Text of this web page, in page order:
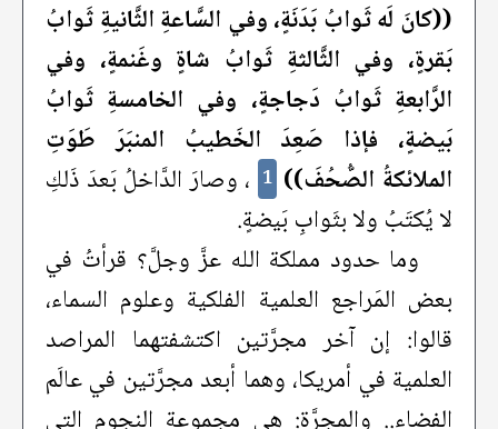
((كانَ لَه ثَوابُ بَدَنَةٍ، وفي السَّاعةِ الثَّانيةِ ثَوابُ
بَقرةٍ، وفي الثَّالثةِ ثَوابُ شاةٍ وغَنمةٍ، وفي
الرَّابعةِ ثَوابُ دَجاجةٍ، وفي الخامسةِ ثَوابُ
بَيضةٍ، فإذا صَعِدَ الخَطيبُ المنبَرَ طَوَتِ
الملائكةُ الصُّحُفَ)) 1 ، وصارَ الدَّاخلُ بَعدَ ذَلكِ
لا يُكتَبُ ولا بثَوابِ بَيضةٍ.
وما حدود مملكة الله عزَّ وجلَّ؟ قرأتُ في
بعض المَراجع العلمية الفلكية وعلوم السماء،
قالوا: إن آخر مجرَّتين اكتشفتهما المراصد
العلمية في أمريكا، وهما أبعد مجرَّتين في عالَم